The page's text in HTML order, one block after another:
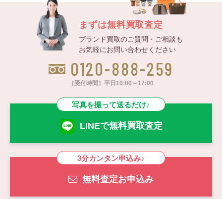
まずは無料買取査定
ブランド買取のご質問・ご相談も
お気軽にお問い合わせください
0120-888-259
［受付時間］平日10:00～17:00
LINEで無料買取査定
写真を撮って送るだけ♪
無料査定お申込み
3分カンタン申込み♪